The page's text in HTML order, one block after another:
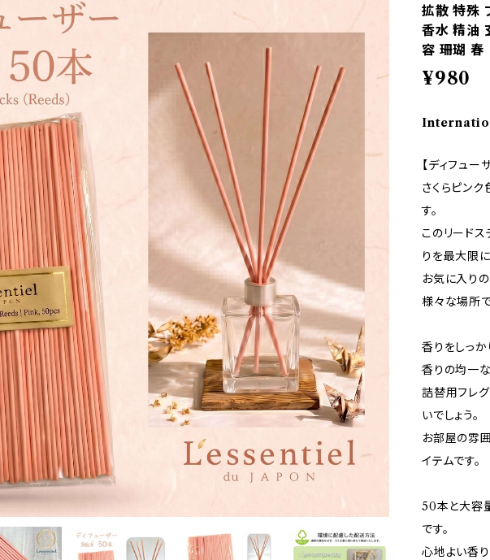
拡散 特殊
香水 精油
容 珊瑚 春
¥980
【ディフュー
さくらピン
す。
このリード
りを最大限
お気に入り
様々な場所
香りをしっ
香りの均一
詰替用フレ
いでしょう。
お部屋の雰
イテムです。
50本と大容
です。
心地よい香り